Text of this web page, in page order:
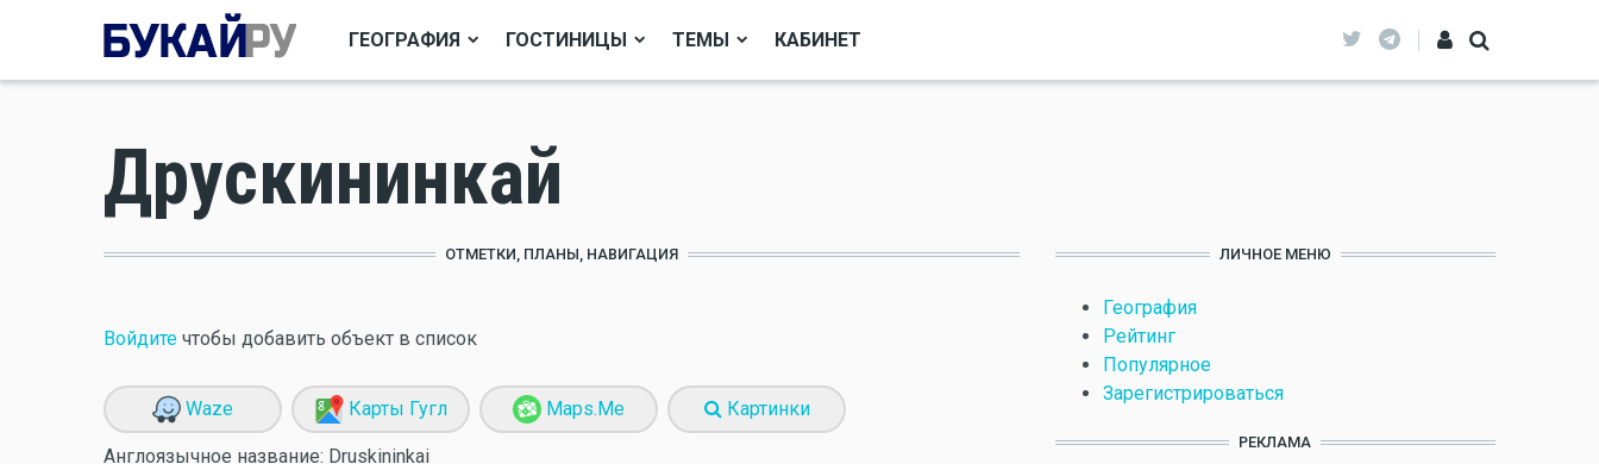
ГЕОГРАФИЯ ГОСТИНИЦЫ ТЕМЫ КАБИНЕТ
Друскининкай
ОТМЕТКИ, ПЛАНЫ, НАВИГАЦИЯ
Войдите чтобы добавить объект в список
Waze Карты Гугл Maps.Me Картинки
Англоязычное название: Druskininkai
ЛИЧНОЕ МЕНЮ
География
Рейтинг
Популярное
Зарегистрироваться
РЕКЛАМА